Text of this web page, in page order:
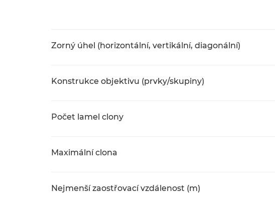
Zorný úhel (horizontální, vertikální, diagonální)
Konstrukce objektivu (prvky/skupiny)
Počet lamel clony
Maximální clona
Nejmenší zaostřovací vzdálenost (m)